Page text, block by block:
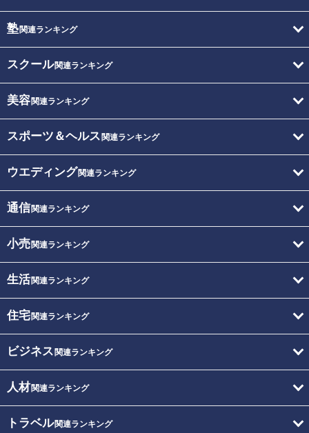
塾関連ランキング
スクール関連ランキング
美容関連ランキング
スポーツ＆ヘルス 関連ランキング
ウエディング関連ランキング
通信関連ランキング
小売関連ランキング
生活関連ランキング
住宅関連ランキング
ビジネス 関連ランキング
人材関連ランキング
トラベル関連ランキング